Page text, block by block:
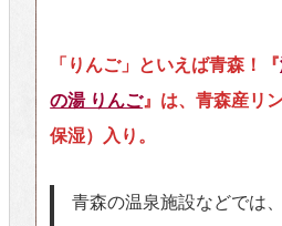
「りんご」といえば青森！『
の湯 りんご』は、青森産リ
保湿）入り。
青森の温泉施設などでは